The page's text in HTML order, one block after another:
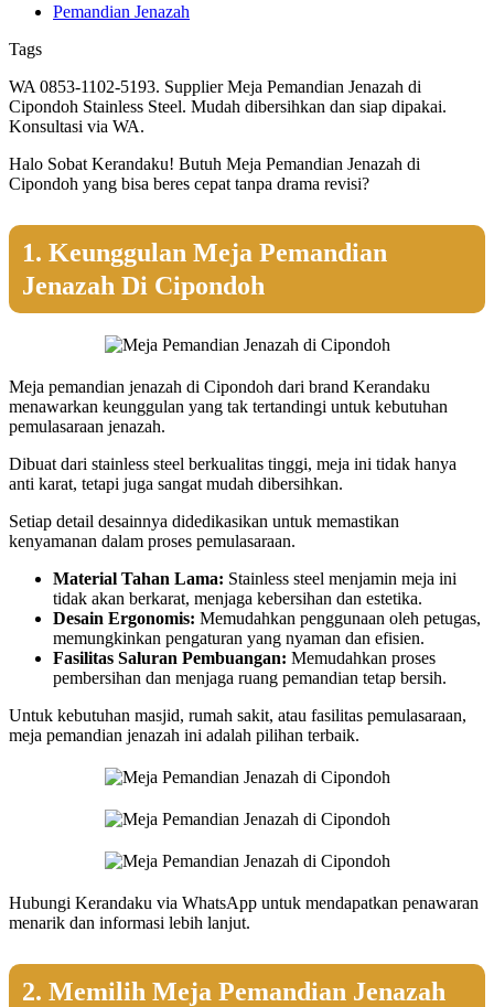
Pemandian Jenazah
Tags
WA 0853-1102-5193. Supplier Meja Pemandian Jenazah di
Cipondoh Stainless Steel. Mudah dibersihkan dan siap dipakai.
Konsultasi via WA.
Halo Sobat Kerandaku! Butuh Meja Pemandian Jenazah di
Cipondoh yang bisa beres cepat tanpa drama revisi?
1. Keunggulan Meja Pemandian
Jenazah Di Cipondoh
Meja pemandian jenazah di Cipondoh dari brand Kerandaku
menawarkan keunggulan yang tak tertandingi untuk kebutuhan
pemulasaraan jenazah.
Dibuat dari stainless steel berkualitas tinggi, meja ini tidak hanya
anti karat, tetapi juga sangat mudah dibersihkan.
Setiap detail desainnya didedikasikan untuk memastikan
kenyamanan dalam proses pemulasaraan.
Material Tahan Lama: Stainless steel menjamin meja ini
tidak akan berkarat, menjaga kebersihan dan estetika.
Desain Ergonomis: Memudahkan penggunaan oleh petugas,
memungkinkan pengaturan yang nyaman dan efisien.
Fasilitas Saluran Pembuangan: Memudahkan proses
pembersihan dan menjaga ruang pemandian tetap bersih.
Untuk kebutuhan masjid, rumah sakit, atau fasilitas pemulasaraan,
meja pemandian jenazah ini adalah pilihan terbaik.
Hubungi Kerandaku via WhatsApp untuk mendapatkan penawaran
menarik dan informasi lebih lanjut.
2. Memilih Meja Pemandian Jenazah